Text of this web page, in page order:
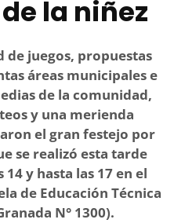
la niñez
de juegos, propuestas
áreas municipales e
de la comunidad,
y una merienda
el gran festejo por
se realizó esta tarde
y hasta las 17 en el
de Educación Técnica
N° 1300).